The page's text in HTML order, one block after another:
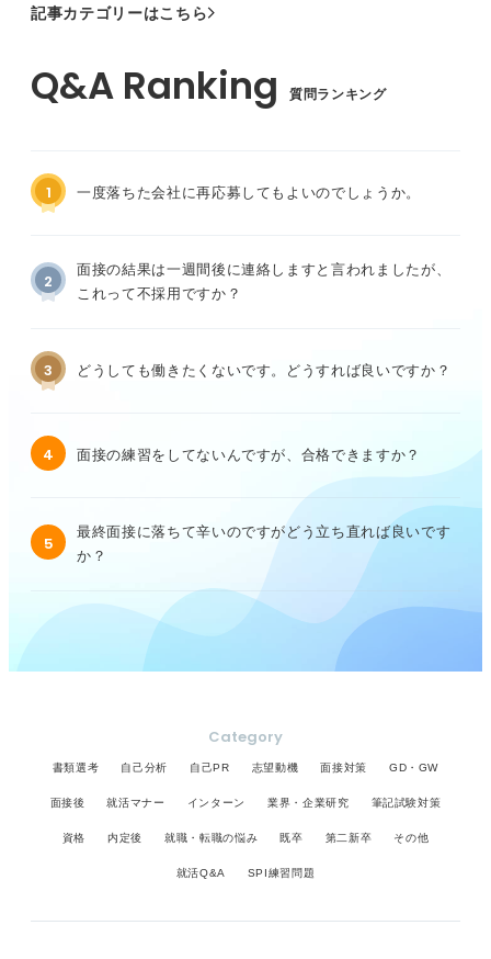
記事カテゴリーはこちら
質問ランキング
1 一度落ちた会社に再応募してもよいのでしょうか。
2
面接の結果は一週間後に連絡しますと言われましたが、
これって不採用ですか？
3 どうしても働きたくないです。どうすれば良いですか？
4 面接の練習をしてないんですが、合格できますか？
5
最終面接に落ちて辛いのですがどう立ち直れば良いです
か？
Category
書類選考 自己分析 自己PR 志望動機 面接対策 GD・GW
面接後 就活マナー インターン 業界・企業研究 筆記試験対策
資格 内定後 就職・転職の悩み 既卒 第二新卒 その他
就活Q&A SPI練習問題